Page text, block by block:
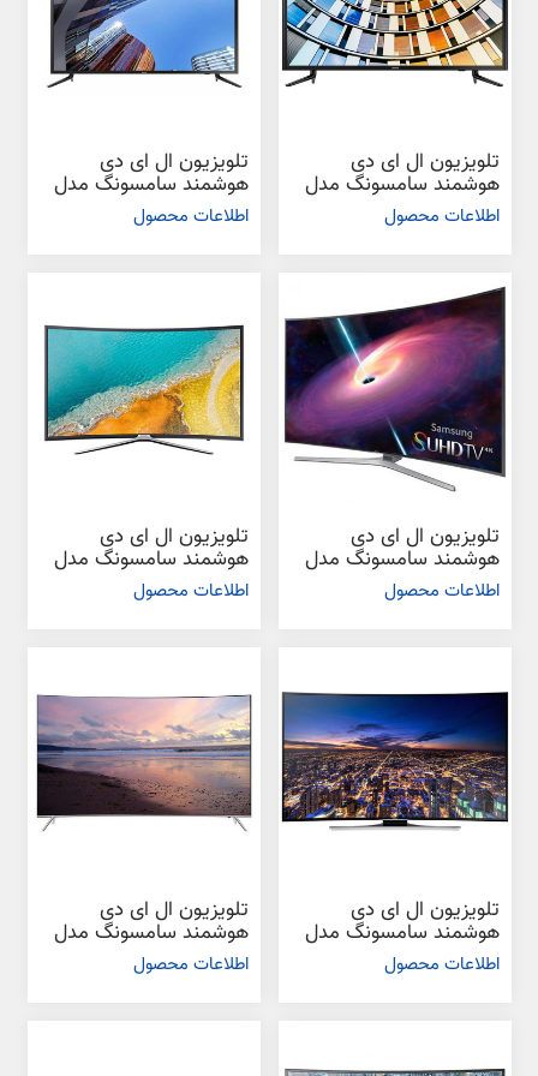
تلویزیون ال ای دی
هوشمند سامسونگ مدل
N5880 سایز 49 اینچ
اطلاعات محصول
تلویزیون ال ای دی
هوشمند سامسونگ مدل
N5885 سایز 49 اینچ
اطلاعات محصول
تلویزیون ال ای دی
هوشمند سامسونگ مدل
KSC9990 سایز 55 اینچ
اطلاعات محصول
تلویزیون ال ای دی
هوشمند سامسونگ مدل
K6965 سایز 49 اینچ
اطلاعات محصول
تلویزیون ال ای دی
هوشمند سامسونگ مدل
HUC8990 سایز 55 اینچ
اطلاعات محصول
تلویزیون ال ای دی
هوشمند سامسونگ مدل
KS8985 سایز 55 اینچ
اطلاعات محصول